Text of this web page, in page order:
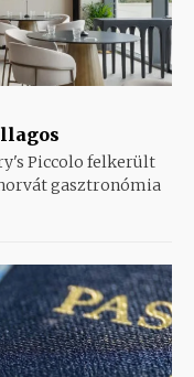
Piccolo felkerült
gasztronómia